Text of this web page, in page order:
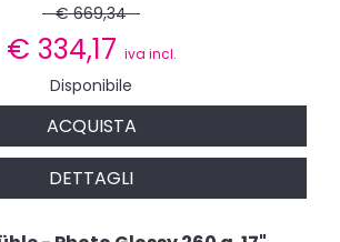
€ 669,34
€ 334,17 iva incl.
Disponibile
ACQUISTA
DETTAGLI